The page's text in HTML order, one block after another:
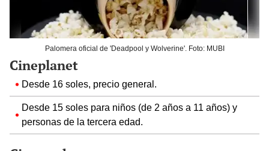
Palomera oficial de 'Deadpool y Wolverine'. Foto: MUBI
Cineplanet
Desde 16 soles, precio general.
Desde 15 soles para niños (de 2 años a 11 años) y
personas de la tercera edad.